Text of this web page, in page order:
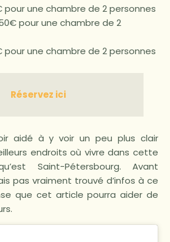
pour une chambre de 2 personnes
pour une chambre de 2
pour une chambre de 2 personnes
Réservez ici
aidé à y voir un peu plus clair
endroits où vivre dans cette
Saint-Pétersbourg. Avant
pas vraiment trouvé d’infos à ce
que cet article pourra aider de